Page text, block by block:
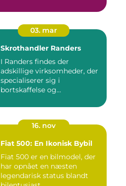
03. mar
Skrothandler Randers
I Randers findes der
adskillige virksomheder, der
specialiserer sig i
bortskaffelse og
16. nov
Fiat 500: En Ikonisk Bybil
Fiat 500 er en bilmodel, der
har opnået en næsten
legendarisk status blandt